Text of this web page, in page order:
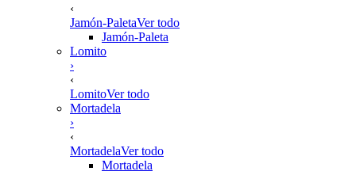
‹
Jamón-PaletaVer todo
Jamón-Paleta
Lomito
›
‹
LomitoVer todo
Mortadela
›
‹
MortadelaVer todo
Mortadela